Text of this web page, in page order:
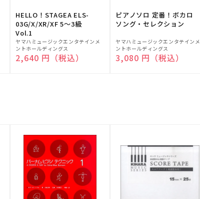
HELLO！STAGEA ELS-
03G/X/XR/XF 5～3級
Vol.1
販
売
元:
ヤマハミュージックエンタテインメ
ントホールディングス
通常価格
2,640 円（税込）
ピアノソロ 定番！ボカロ
ソング・セレクション
販
売
元:
ヤマハミュージックエンタテインメ
ントホールディングス
通常価格
3,080 円（税込）